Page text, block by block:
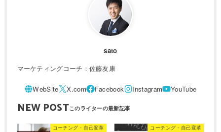
sato
マーケティングコーチ：佐藤友康
NEW POST
コーチング・自己変革 コーチング・自己変革